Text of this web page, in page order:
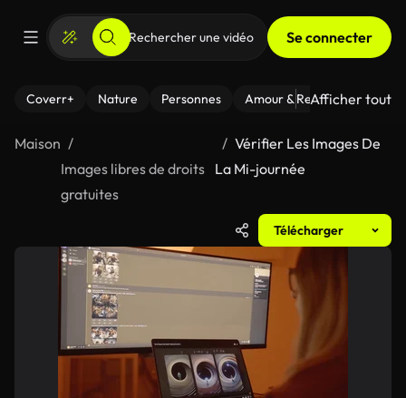
Se connecter
Coverr+ Nature Personnes Amour & Relations Le
Afficher tout
Maison
Images libres de droits
gratuites
Vérifier Les Images De
La Mi-journée
Télécharger